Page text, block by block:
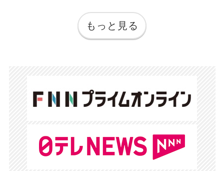
もっと見る